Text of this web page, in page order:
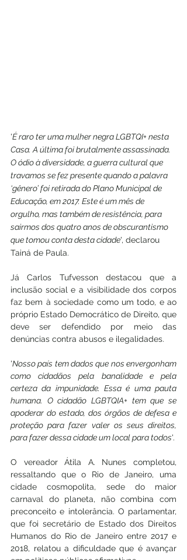
'É raro ter uma mulher negra LGBTQI+ nesta
Casa. A última foi brutalmente assassinada.
O ódio à diversidade, a guerra cultural que
travamos se fez presente quando a palavra
‘gênero’ foi retirada do Plano Municipal de
Educação, em 2017. Este é um mês de
orgulho, mas também de resistência, para
sairmos dos quatro anos de obscurantismo
que tomou conta desta cidade', declarou
Tainá de Paula.
Já Carlos Tufvesson destacou que a
inclusão social e a visibilidade dos corpos
faz bem à sociedade como um todo, e ao
próprio Estado Democrático de Direito, que
deve ser defendido por meio das
denúncias contra abusos e ilegalidades.
'Nosso país tem dados que nos envergonham
como cidadãos pela banalidade e pela
certeza da impunidade. Essa é uma pauta
humana. O cidadão LGBTQIA+ tem que se
apoderar do estado, dos órgãos de defesa e
proteção para fazer valer os seus direitos,
para fazer dessa cidade um local para todos
O vereador Átila A. Nunes completou,
ressaltando que o Rio de Janeiro, uma
cidade cosmopolita, sede do maior
carnaval do planeta, não combina com
preconceito e intolerância. O parlamentar,
que foi secretário de Estado dos Direitos
Humanos do Rio de Janeiro entre 2017 e
2018, relatou a dificuldade que é avançar